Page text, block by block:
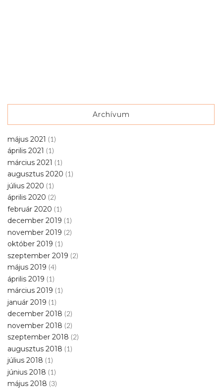
Archívum
május 2021 (1)
április 2021 (1)
március 2021 (1)
augusztus 2020 (1)
július 2020 (1)
április 2020 (2)
február 2020 (1)
december 2019 (1)
november 2019 (2)
október 2019 (1)
szeptember 2019 (2)
május 2019 (4)
április 2019 (1)
március 2019 (1)
január 2019 (1)
december 2018 (2)
november 2018 (2)
szeptember 2018 (2)
augusztus 2018 (1)
július 2018 (1)
június 2018 (1)
május 2018 (3)